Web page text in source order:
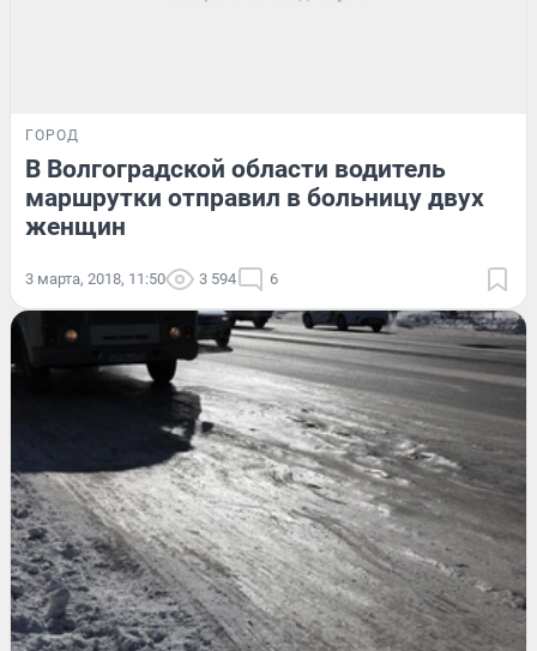
ГОРОД
В Волгоградской области водитель
маршрутки отправил в больницу двух
женщин
3 марта, 2018, 11:50 3 594 6